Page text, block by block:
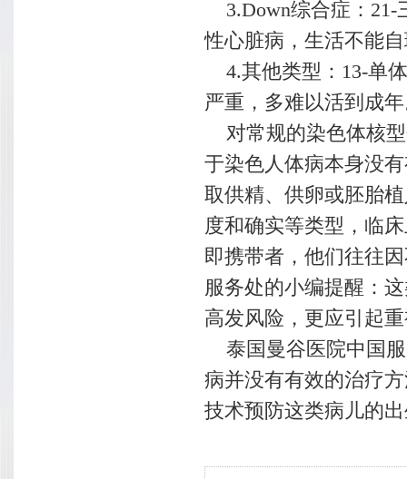
3.Down综合症：21-
性心脏病，生活不能
4.其他类型：13-单
严重，多难以活到成
对常规的染色体核型
于染色人体病本身没
取供精、供卵或胚胎
度和确实等类型，临
即携带者，他们往往
服务处的小编提醒：
高发风险，更应引起
泰国曼谷医院中国服
病并没有有效的治疗
技术预防这类病儿的